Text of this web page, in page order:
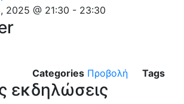
2025 @ 21:30 - 23:30
Categories Προβολή Tags
εκδηλώσεις